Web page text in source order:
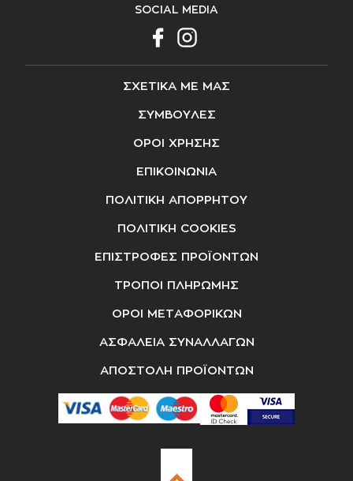
SOCIAL MEDIA
ΣΧΕΤΙΚΑ ΜΕ ΜΑΣ
ΣΥΜΒΟΥΛΕΣ
ΟΡΟΙ ΧΡΗΣΗΣ
ΕΠΙΚΟΙΝΩΝΙΑ
ΠΟΛΙΤΙΚΗ ΑΠΟΡΡΗΤΟΥ
ΠΟΛΙΤΙΚΗ COOKIES
ΕΠΙΣΤΡΟΦΕΣ ΠΡΟΪΟΝΤΩΝ
ΤΡΟΠΟΙ ΠΛΗΡΩΜΗΣ
ΟΡΟΙ ΜΕΤΑΦΟΡΙΚΩΝ
ΑΣΦΑΛΕΙΑ ΣΥΝΑΛΛΑΓΩΝ
ΑΠΟΣΤΟΛΗ ΠΡΟΪΟΝΤΩΝ